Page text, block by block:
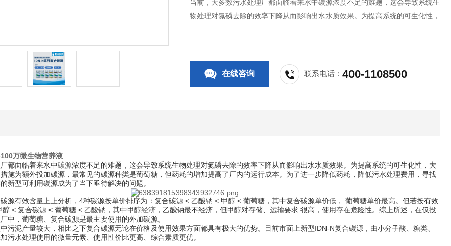
当前，大多数污水处理厂都面临着来水中碳源浓度不足的难题，这会导致系统生
物处理对氮磷去除的效率下降从而影响出水水质效果。为提高系统的可生化性，
大部分污水处理厂采取的措施为额外投加碳源，最常见的碳源种类是葡萄糖，但
在线咨询 联系电话：400-1108500
万微生物营养液
都面临着来水中碳源浓度不足的难题，这会导致系统生物处理对氮磷去除的效率下降从而影响出水水质效果。为提高系统的可生化性，大
施为额外投加碳源，最常见的碳源种类是葡萄糖，但药耗的增加提高了厂内的运行成本。为了进一步降低药耗，降低污水处理费用，寻找
新型可利用碳源成为了当下亟待解决的问题。
源有效含量上上分析，4种碳源按单价排序为：复合碳源 < 乙酸钠 < 甲醇 < 葡萄糖，其中复合碳源单价低 ， 葡萄糖单价最高。但若按有效
< 复合碳源 < 葡萄糖 < 乙酸钠，其中甲醇经济 ，乙酸钠最不经济，但甲醇对存储、运输要求 很高，使用存在危险性。综上所述，在仅投
中，葡萄糖、复合碳源是最主要使用的外加碳源。
污泥产量较大，相比之下复合碳源无论在价格及使用效果方面都具有极大的优势。目前市面上新型IDN-N复合碳源，由小分子酸、糖类、
污水处理使用的微量元素、使用性价比更高、综合素质更优。